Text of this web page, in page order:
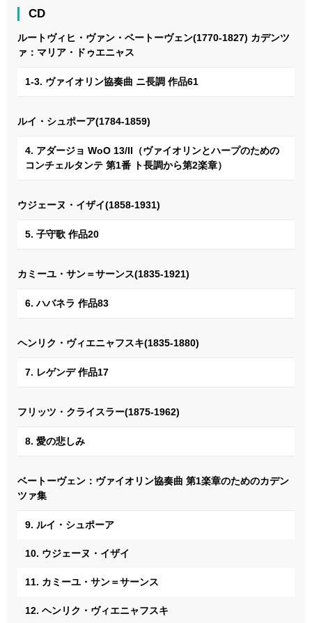
CD
ルートヴィヒ・ヴァン・ベートーヴェン(1770-1827) カデンツ
ァ：マリア・ドゥエニャス
1-3. ヴァイオリン協奏曲 ニ長調 作品61
ルイ・シュポーア(1784-1859)
4. アダージョ WoO 13/II（ヴァイオリンとハープのための
コンチェルタンテ 第1番 ト長調から第2楽章）
ウジェーヌ・イザイ(1858-1931)
5. 子守歌 作品20
カミーユ・サン＝サーンス(1835-1921)
6. ハバネラ 作品83
ヘンリク・ヴィエニャフスキ(1835-1880)
7. レゲンデ 作品17
フリッツ・クライスラー(1875-1962)
8. 愛の悲しみ
ベートーヴェン：ヴァイオリン協奏曲 第1楽章のためのカデン
ツァ集
9. ルイ・シュポーア
10. ウジェーヌ・イザイ
11. カミーユ・サン＝サーンス
12. ヘンリク・ヴィエニャフスキ